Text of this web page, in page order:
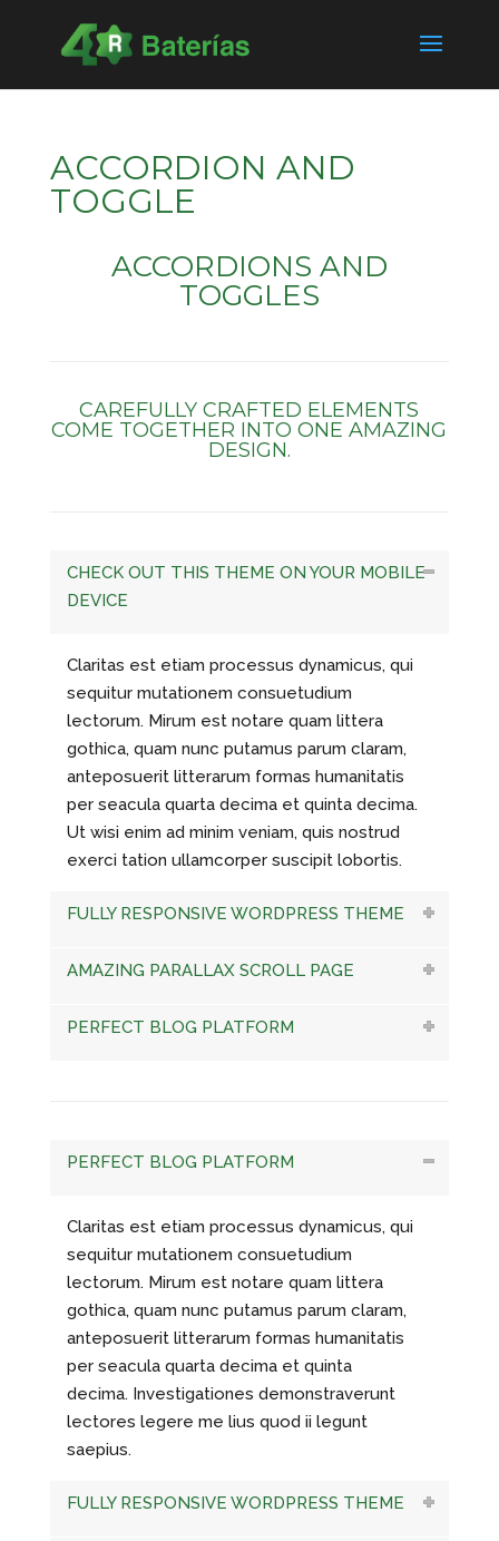
ACCORDION AND
TOGGLE
ACCORDIONS AND
TOGGLES
CAREFULLY CRAFTED ELEMENTS
COME TOGETHER INTO ONE AMAZING
DESIGN.
CHECK OUT THIS THEME ON YOUR MOBILE
DEVICE
Claritas est etiam processus dynamicus, qui
sequitur mutationem consuetudium
lectorum. Mirum est notare quam littera
gothica, quam nunc putamus parum claram,
anteposuerit litterarum formas humanitatis
per seacula quarta decima et quinta decima.
Ut wisi enim ad minim veniam, quis nostrud
exerci tation ullamcorper suscipit lobortis.
FULLY RESPONSIVE WORDPRESS THEME
AMAZING PARALLAX SCROLL PAGE
PERFECT BLOG PLATFORM
PERFECT BLOG PLATFORM
Claritas est etiam processus dynamicus, qui
sequitur mutationem consuetudium
lectorum. Mirum est notare quam littera
gothica, quam nunc putamus parum claram,
anteposuerit litterarum formas humanitatis
per seacula quarta decima et quinta
decima. Investigationes demonstraverunt
lectores legere me lius quod ii legunt
saepius.
FULLY RESPONSIVE WORDPRESS THEME